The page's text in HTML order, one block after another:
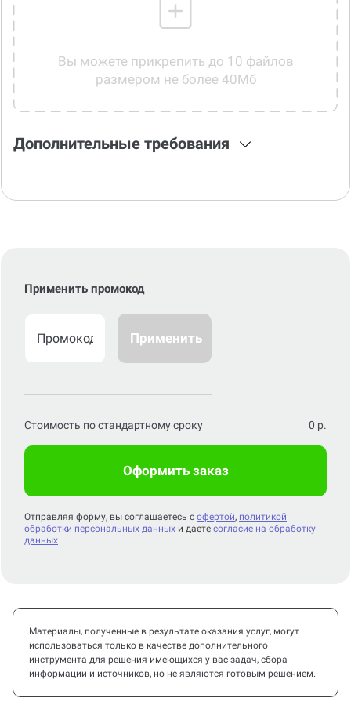
Вы можете прикрепить до 10 файлов
размером не более 40Мб
Дополнительные требования
Применить промокод
Применить
Стоимость по стандартному сроку 0 р.
Оформить заказ
Отправляя форму, вы соглашаетесь с офертой, политикой
обработки персональных данных и даете согласие на обработку
данных
Материалы, полученные в результате оказания услуг, могут
использоваться только в качестве дополнительного
инструмента для решения имеющихся у вас задач, сбора
информации и источников, но не являются готовым решением.